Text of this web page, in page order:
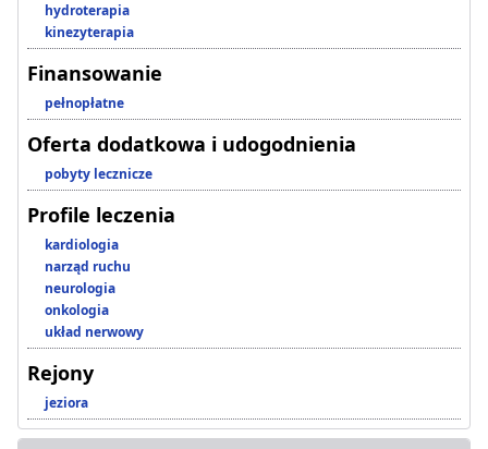
hydroterapia
kinezyterapia
Finansowanie
pełnopłatne
Oferta dodatkowa i udogodnienia
pobyty lecznicze
Profile leczenia
kardiologia
narząd ruchu
neurologia
onkologia
układ nerwowy
Rejony
jeziora